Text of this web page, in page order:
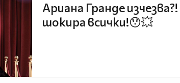
Ариана Гранде
шокира всички!😯💥